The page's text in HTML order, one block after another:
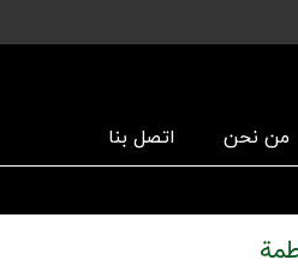
من نحن اتصل بنا
فاطمة